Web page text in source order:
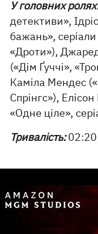
У головних
детективи»,
бажань»,
«Дроти»),
(«Дім Ґуччі»,
Каміла Мендес
Спрінгс»),
«Одне ціле»,
Тривалість:02:20